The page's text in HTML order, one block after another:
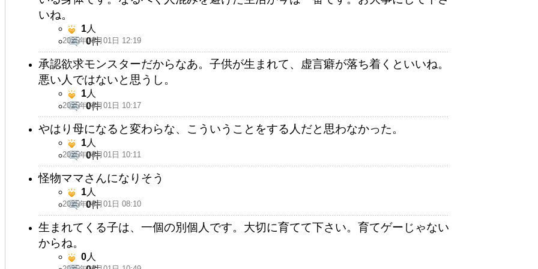
いね。
2025年08月01日 12:19
1人
0件
承認欲求モンスターだからなあ。子供が生まれて、虚言癖が落ち着くといいね。
悪い人ではないと思うし。
2025年08月01日 10:17
1人
0件
やはり母になると変わらな、こういうことをする人だと思わなかった。
2025年08月01日 10:11
1人
0件
怪物ママさんになりそう
2025年08月01日 08:10
1人
0件
生まれてくる子は、一個の別個人です。大切に育てて下さい。育てゲーじゃない
からね。
0人